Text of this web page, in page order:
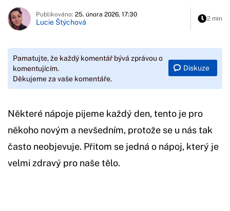
Publikováno: 25. února 2026, 17:30
Lucie Štýchová 2 min
Pamatujte, že každý komentář bývá zprávou o
komentujícím.
Děkujeme za vaše komentáře.
Diskuze
Některé nápoje pijeme každý den, tento je pro
někoho novým a nevšedním, protože se u nás tak
často neobjevuje. Přitom se jedná o nápoj, který je
velmi zdravý pro naše tělo.